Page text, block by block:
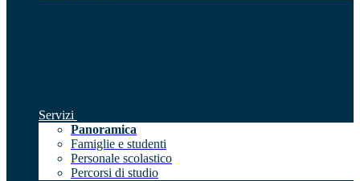
Servizi
Panoramica
Famiglie e studenti
Personale scolastico
Percorsi di studio